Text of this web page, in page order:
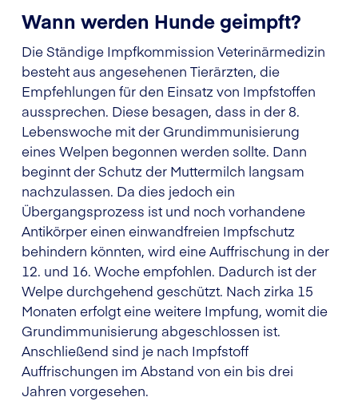
Wann werden Hunde geimpft?
Die Ständige Impfkommission Veterinärmedizin
besteht aus angesehenen Tierärzten, die
Empfehlungen für den Einsatz von Impfstoffen
aussprechen. Diese besagen, dass in der 8.
Lebenswoche mit der Grundimmunisierung
eines Welpen begonnen werden sollte. Dann
beginnt der Schutz der Muttermilch langsam
nachzulassen. Da dies jedoch ein
Übergangsprozess ist und noch vorhandene
Antikörper einen einwandfreien Impfschutz
behindern könnten, wird eine Auffrischung in der
12. und 16. Woche empfohlen. Dadurch ist der
Welpe durchgehend geschützt. Nach zirka 15
Monaten erfolgt eine weitere Impfung, womit die
Grundimmunisierung abgeschlossen ist.
Anschließend sind je nach Impfstoff
Auffrischungen im Abstand von ein bis drei
Jahren vorgesehen.